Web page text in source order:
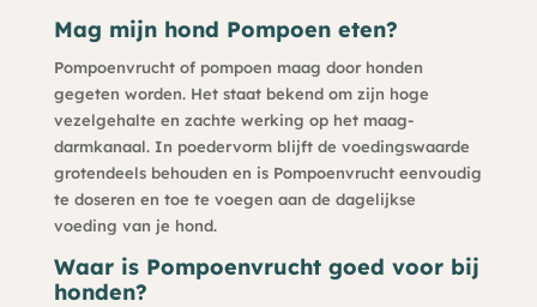
Mag mijn hond Pompoen eten?
Pompoenvrucht of pompoen maag door honden
gegeten worden. Het staat bekend om zijn hoge
vezelgehalte en zachte werking op het maag-
darmkanaal. In poedervorm blijft de voedingswaarde
grotendeels behouden en is Pompoenvrucht eenvoudig
te doseren en toe te voegen aan de dagelijkse
voeding van je hond.
Waar is Pompoenvrucht goed voor bij
honden?